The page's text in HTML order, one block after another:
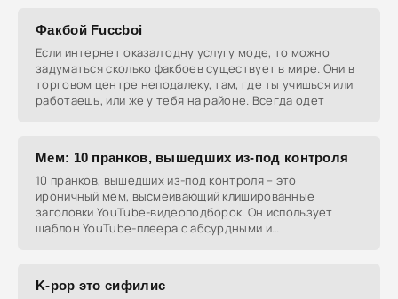
Факбой Fuccboi
Если интернет оказал одну услугу моде, то можно
задуматься сколько факбоев существует в мире. Они в
торговом центре неподалеку, там, где ты учишься или
работаешь, или же у тебя на районе. Всегда одет
Мем: 10 пранков, вышедших из-под контроля
10 пранков, вышедших из-под контроля – это
ироничный мем, высмеивающий клишированные
заголовки YouTube-видеоподборок. Он использует
шаблон YouTube-плеера с абсурдными и
K-pop это сифилис